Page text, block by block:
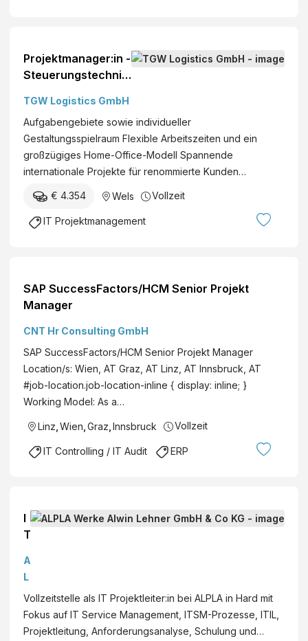
Projektmanager:in -
Steuerungstechnik
Projektmanagemen
t Berufserfahrene
TGW Logistics GmbH
Aufgabengebiete sowie individueller
Gestaltungsspielraum Flexible Arbeitszeiten und ein
großzügiges Home-Office-Modell Spannende
internationale Projekte für renommierte Kunden…
€ 4.354 Wels Vollzeit
IT Projektmanagement
SAP SuccessFactors/HCM Senior Projekt
Manager
CNT Hr Consulting GmbH
SAP SuccessFactors/HCM Senior Projekt Manager
Location/s: Wien, AT Graz, AT Linz, AT Innsbruck, AT
#job-location.job-location-inline { display: inline; }
Working Model: As a…
Linz Wien Graz Innsbruck Vollzeit
IT Controlling / IT Audit ERP
I
T
r
o
j
e
k
A
L
P
L
A
Vollzeitstelle als IT Projektleiter:in bei ALPLA in Hard mit
Fokus auf IT Service Management, ITSM-Prozesse, ITIL,
Projektleitung, Anforderungsanalyse, Schulung und…